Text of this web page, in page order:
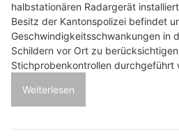
halbstationären Radargerät
Besitz der Kantonspolizei befindet
Geschwindigkeitsschwankungen in
Schildern vor Ort zu
Stichprobenkontrollen durchgeführt
Weiterlesen